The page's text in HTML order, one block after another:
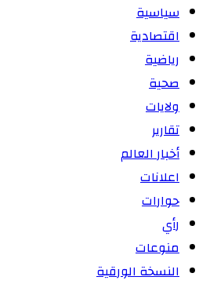
سياسية
اقتصادية
رياضية
صحية
ولايات
تقارير
أخبار العالم
اعلانات
حوارات
رأي
منوعات
النسخة الورقية